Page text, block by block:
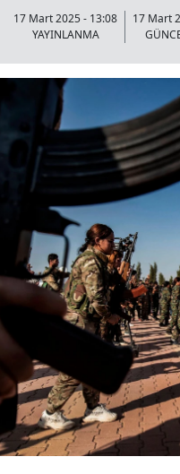
17 Mart 2025 - 13:08
YAYINLANMA
17 Mart